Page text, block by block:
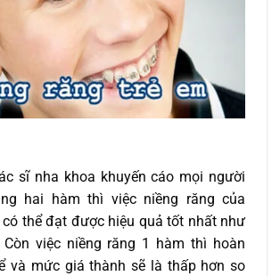
sĩ nha khoa khuyến cáo mọi người
hai hàm thì việc niềng răng của
thể đạt được hiệu quả tốt nhất như
Còn việc niềng răng 1 hàm thì hoàn
và mức giá thành sẽ là thấp hơn so